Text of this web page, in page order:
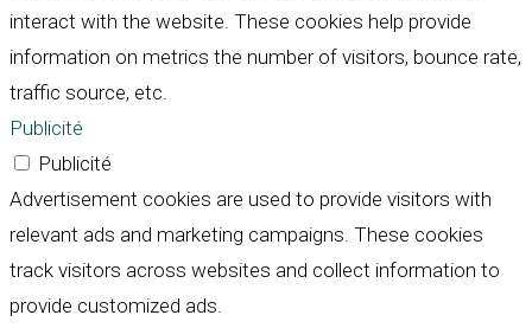
interact with the website. These cookies help provide
information on metrics the number of visitors, bounce rate,
traffic source, etc.
Publicité
Publicité
Advertisement cookies are used to provide visitors with
relevant ads and marketing campaigns. These cookies
track visitors across websites and collect information to
provide customized ads.